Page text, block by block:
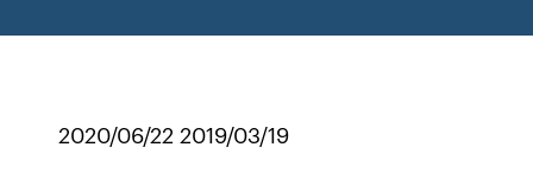
2020/06/22 2019/03/19